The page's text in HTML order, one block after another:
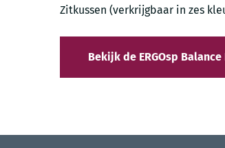
Zitkussen (verkrijgbaar in zes
Bekijk de ERGOsp